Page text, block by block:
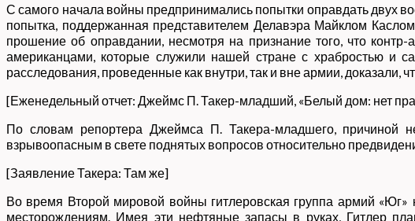
С самого начала войны предпринимались попытки оправдать двух
попытка, поддержанная представителем Делавэра Майклом
прошение об оправдании, несмотря на признание того, что
американцами, которые служили нашей стране с храбростью и
расследования, проведенные как внутри, так и вне армии, доказали,
[Еженедельный отчет: Джеймс П. Такер-младший, «Белый дом: нет
По словам репортера Джеймса П. Такера-младшего,
взрывоопасным в свете поднятых вопросов относительно
[Заявление Такера: Там же]
Во время Второй мировой войны гитлеровская группа армий
месторождениям. Имея эти нефтяные запасы в руках, Гитлер